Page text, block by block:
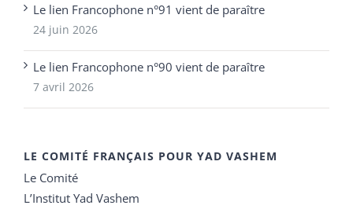
Le lien Francophone n°91 vient de paraître
24 juin 2026
Le lien Francophone n°90 vient de paraître
7 avril 2026
LE COMITÉ FRANÇAIS POUR YAD VASHEM
Le Comité
L’Institut Yad Vashem